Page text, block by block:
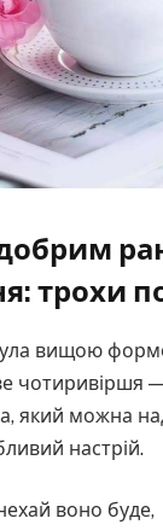
добрим
трохи
вищою
чотиривіршя
який можна
настрій.
воно буде,